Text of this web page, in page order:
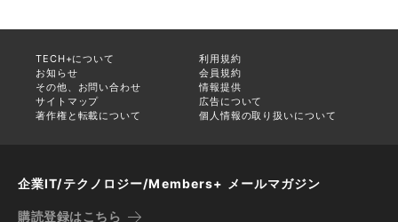
TECH+について
利用規約
お知らせ
会員規約
その他、お問い合わせ
情報提供
サイトマップ
広告について
著作権と転載について
個人情報の取り扱いについて
企業IT/テクノロジー/Members+ メールマガジン
購読登録はこちら